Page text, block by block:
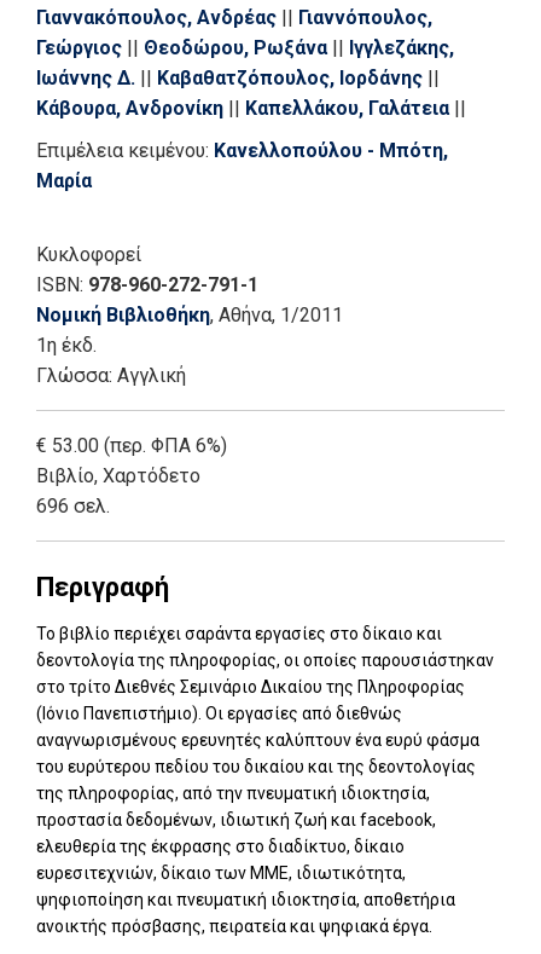
Γιαννακόπουλος, Ανδρέας || Γιαννόπουλος,
Γεώργιος || Θεοδώρου, Ρωξάνα || Ιγγλεζάκης,
Ιωάννης Δ. || Καβαθατζόπουλος, Ιορδάνης ||
Κάβουρα, Ανδρονίκη || Καπελλάκου, Γαλάτεια ||
Καπώνη, Αλεξάνδρα
Καραχάλιος, Κώστας
Κελάλη, Παναγιώτα
Κίτσος,
Παναγιώτης
Μιλόσση, Μαρία
Νούσκαλης, Γεώργιος Ι. ||
|| Παπαδοπούλου, Μαρία - Δάφνη
Δημήτρης
Ειρήνη Α. || Στεφανέας, Πέτρος
Βασιλική || Συνανίδου, Μαρία || Συνοδινού, Τατιάνα
Ελένη || Τόγιας, Σταύρος
Δ. || Τσίνγκος, Θάνος
Επιμέλεια κειμένου: Κανελλοπούλου - Μπότη,
Μαρία
Κυκλοφορεί
ISBN: 978-960-272-791-1
Νομική Βιβλιοθήκη, Αθήνα, 1/2011
1η έκδ.
Γλώσσα: Αγγλική
€ 53.00 (περ. ΦΠΑ 6%)
Βιβλίο, Χαρτόδετο
696 σελ.
Περιγραφή
Το βιβλίο περιέχει σαράντα εργασίες στο δίκαιο και
δεοντολογία της πληροφορίας, οι οποίες παρουσιάστηκαν
στο τρίτο Διεθνές Σεμινάριο Δικαίου της Πληροφορίας
(Ιόνιο Πανεπιστήμιο). Οι εργασίες από διεθνώς
αναγνωρισμένους ερευνητές καλύπτουν ένα ευρύ φάσμα
του ευρύτερου πεδίου του δικαίου και της δεοντολογίας
της πληροφορίας, από την πνευματική ιδιοκτησία,
προστασία δεδομένων, ιδιωτική ζωή και facebook,
ελευθερία της έκφρασης στο διαδίκτυο, δίκαιο
ευρεσιτεχνιών, δίκαιο των ΜΜΕ, ιδιωτικότητα,
ψηφιοποίηση και πνευματική ιδιοκτησία, αποθετήρια
ανοικτής πρόσβασης, πειρατεία και ψηφιακά έργα.